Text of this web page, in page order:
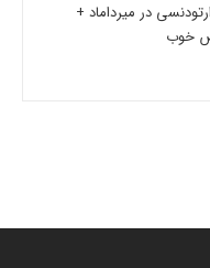
در میرداماد +
خوب